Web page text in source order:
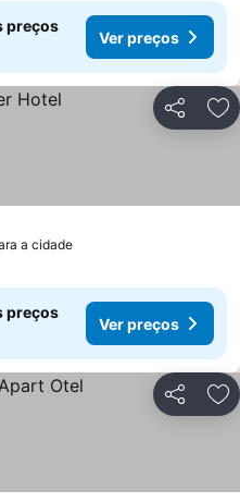
preços
Ver preços
Partilhar
a cidadeVer preços
preços
Ver preços
Partilhar